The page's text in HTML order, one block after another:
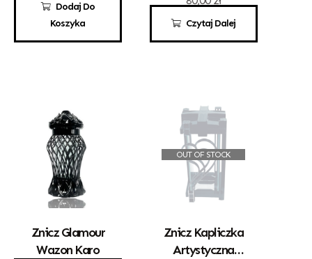
Dodaj Do
Koszyka
Czytaj Dalej
Sercem Białe
Znicz Glamour
Wazon Karo
OUT OF STOCK
Znicz Kapliczka
Artystyczna